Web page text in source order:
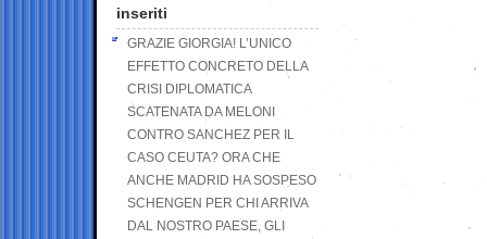
inseriti
GRAZIE GIORGIA! L’UNICO
EFFETTO CONCRETO DELLA
CRISI DIPLOMATICA
SCATENATA DA MELONI
CONTRO SANCHEZ PER IL
CASO CEUTA? ORA CHE
ANCHE MADRID HA SOSPESO
SCHENGEN PER CHI ARRIVA
DAL NOSTRO PAESE, GLI